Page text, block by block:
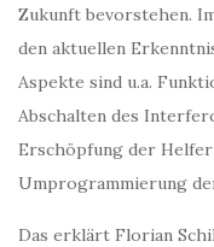
Zukunft bevorstehen.
den aktuellen
Aspekte sind u.a.
Abschalten des
Erschöpfung der
Umprogrammierung
Das erklärt Florian